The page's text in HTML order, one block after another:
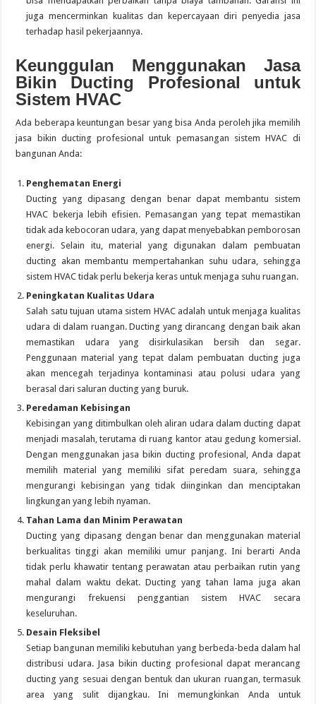
juga mencerminkan kualitas dan kepercayaan diri penyedia jasa
terhadap hasil pekerjaannya.
Keunggulan Menggunakan Jasa
Bikin Ducting Profesional untuk
Sistem HVAC
Ada beberapa keuntungan besar yang bisa Anda peroleh jika memilih
jasa bikin ducting profesional untuk pemasangan sistem HVAC di
bangunan Anda:
Penghematan Energi
Ducting yang dipasang dengan benar dapat membantu sistem
HVAC bekerja lebih efisien. Pemasangan yang tepat memastikan
tidak ada kebocoran udara, yang dapat menyebabkan pemborosan
energi. Selain itu, material yang digunakan dalam pembuatan
ducting akan membantu mempertahankan suhu udara, sehingga
sistem HVAC tidak perlu bekerja keras untuk menjaga suhu ruangan.
Peningkatan Kualitas Udara
Salah satu tujuan utama sistem HVAC adalah untuk menjaga kualitas
udara di dalam ruangan. Ducting yang dirancang dengan baik akan
memastikan udara yang disirkulasikan bersih dan segar.
Penggunaan material yang tepat dalam pembuatan ducting juga
akan mencegah terjadinya kontaminasi atau polusi udara yang
berasal dari saluran ducting yang buruk.
Peredaman Kebisingan
Kebisingan yang ditimbulkan oleh aliran udara dalam ducting dapat
menjadi masalah, terutama di ruang kantor atau gedung komersial.
Dengan menggunakan jasa bikin ducting profesional, Anda dapat
memilih material yang memiliki sifat peredam suara, sehingga
mengurangi kebisingan yang tidak diinginkan dan menciptakan
lingkungan yang lebih nyaman.
Tahan Lama dan Minim Perawatan
Ducting yang dipasang dengan benar dan menggunakan material
berkualitas tinggi akan memiliki umur panjang. Ini berarti Anda
tidak perlu khawatir tentang perawatan atau perbaikan rutin yang
mahal dalam waktu dekat. Ducting yang tahan lama juga akan
mengurangi frekuensi penggantian sistem HVAC secara
keseluruhan.
Desain Fleksibel
Setiap bangunan memiliki kebutuhan yang berbeda-beda dalam hal
distribusi udara. Jasa bikin ducting profesional dapat merancang
ducting yang sesuai dengan bentuk dan ukuran ruangan, termasuk
area yang sulit dijangkau. Ini memungkinkan Anda untuk